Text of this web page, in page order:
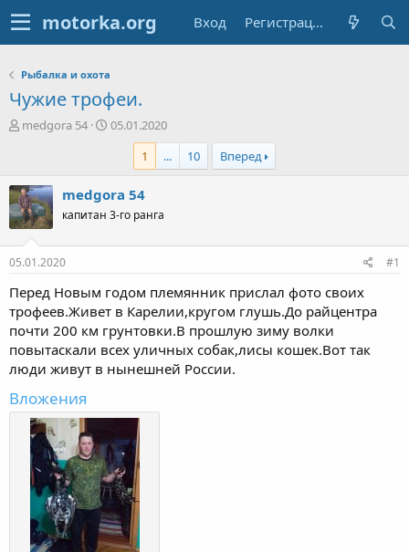
Вход Регистрация
Рыбалка и охота
Чужие трофеи.
А
р
т
е
ы
medgora 54
Д
н
ч
05.01.2020
1
... 10 Вперед
medgora 54
капитан 3-го ранга
05.01.2020 #1
Перед Новым годом племянник прислал фото своих
трофеев.Живет в Карелии,кругом глушь.До райцентра
почти 200 км грунтовки.В прошлую зиму волки
повытаскали всех уличных собак,лисы кошек.Вот так
люди живут в нынешней России.
Вложения